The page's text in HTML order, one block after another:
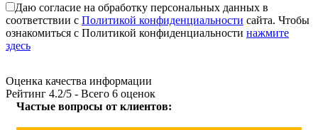
Даю согласие на обработку персональных данных в
соответствии с Политикой конфиденциальности сайта. Чтобы
ознакомиться с Политикой конфиденциальности нажмите
здесь
Оценка качества информации
Рейтинг 4.2/5 - Всего 6 оценок
Частые вопросы от клиентов: